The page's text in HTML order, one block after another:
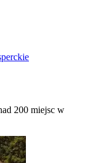
200 miejsc w